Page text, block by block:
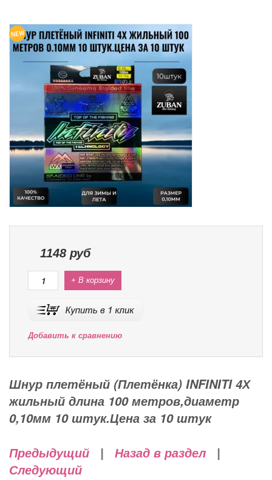
1148 руб
+ В корзину
Добавить к сравнению
Шнур плетёный (Плетёнка) INFINITI 4Х
жильный длина 100 метров,диаметр
0,10мм 10 штук.Цена за 10 штук
Предыдущий Назад в раздел
Следующий